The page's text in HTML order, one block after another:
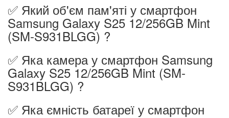
✅ Який об'єм пам'яті у смартфон
Samsung Galaxy S25 12/256GB Mint
(SM-S931BLGG) ?
✅ Яка камера у смартфон Samsung
Galaxy S25 12/256GB Mint (SM-
S931BLGG) ?
✅ Яка ємність батареї у смартфон